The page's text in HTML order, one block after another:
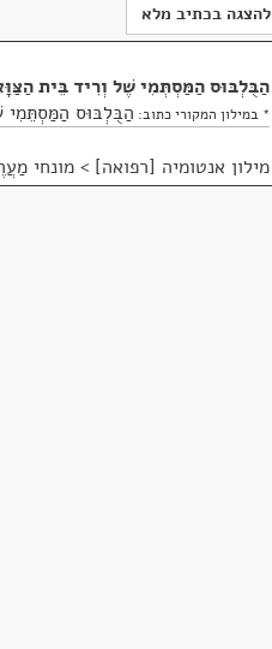
להצגה בכתיב מלא
הַבֻּלְבּוּס הַמַּסְתְּמִי שֶׁל וְרִיד בֵּית
* במילון המקורי כתוב: הַבֻּלְבּוּס הַמַּסְתֵּמִי
מילון אנטומיה [רפואה] > מונחי